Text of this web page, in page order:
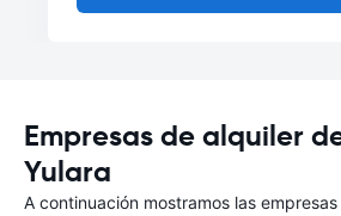
Empresas de alquiler
Yulara
A continuación mostramos las